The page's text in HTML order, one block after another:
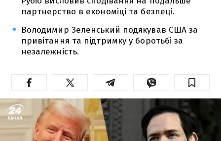
партнерство в економіці та безпеці.
Володимир Зеленський подякував США за
привітання та підтримку у боротьбі за
незалежність.